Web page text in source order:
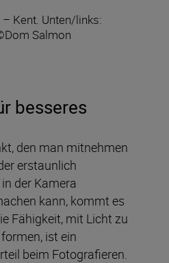
Kent. Unten/links:
Salmon
besseres
den man mitnehmen
erstaunlich
der Kamera
kann, kommt es
Fähigkeit, mit Licht zu
ist ein
beim Fotografieren.